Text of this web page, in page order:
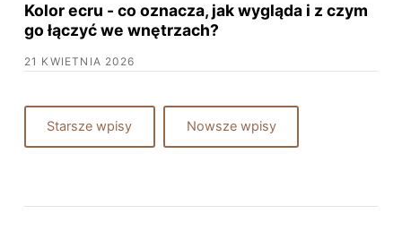
Kolor ecru - co oznacza, jak wygląda i z czym
go łączyć we wnętrzach?
21 KWIETNIA 2026
Starsze wpisy Nowsze wpisy